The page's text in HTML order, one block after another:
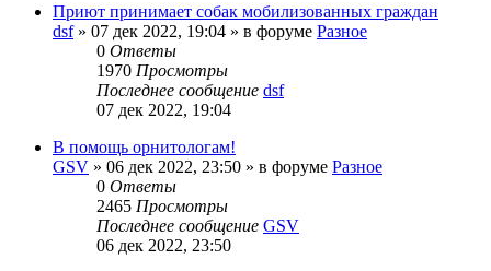
Приют принимает собак мобилизованных граждан
dsf» 07 дек 2022, 19:04 » в форуме Разное
0 Ответы
1970 Просмотры
Последнее сообщение dsf
07 дек 2022, 19:04
В помощь орнитологам!
GSV » 06 дек 2022, 23:50 » в форуме Разное
0 Ответы
2465 Просмотры
Последнее сообщение GSV
06 дек 2022, 23:50